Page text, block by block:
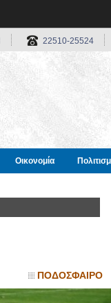
22510-25524
Οικονομία
ΠΟΔΟΣΦΑΙΡΟ